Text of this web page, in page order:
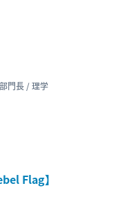
門長 / 理学
Flag】